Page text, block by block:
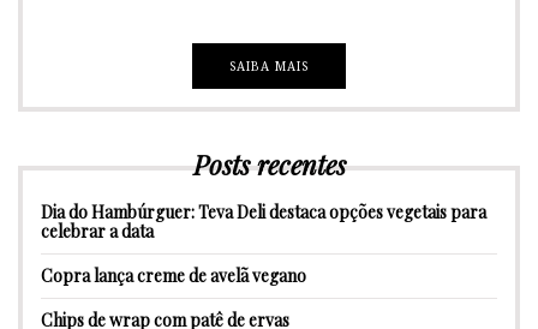
SAIBA MAIS
Posts recentes
Dia do Hambúrguer: Teva Deli destaca opções vegetais para
celebrar a data
Copra lança creme de avelã vegano
Chips de wrap com patê de ervas